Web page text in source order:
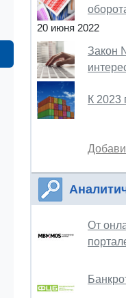
20 июня 2022
Закон
К 2023
От